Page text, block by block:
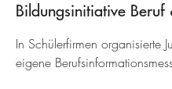
Bildungsinitiative Beruf
In Schülerfirmen organisierte
eigene